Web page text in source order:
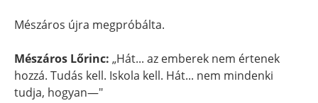
Mészáros újra megpróbálta.
Mészáros Lőrinc: „Hát... az emberek nem értenek
hozzá. Tudás kell. Iskola kell. Hát... nem mindenki
tudja, hogyan—"